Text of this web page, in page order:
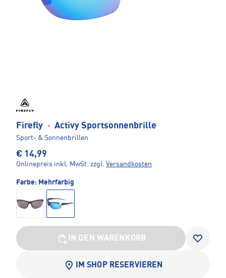
Firefly · Activy Sportsonnenbrille
Sport- & Sonnenbrillen
€ 14,99
Onlinepreis inkl. MwSt. zzgl. Versandkosten
Farbe: Mehrfarbig
IN DEN WARENKORB
IM SHOP RESERVIEREN